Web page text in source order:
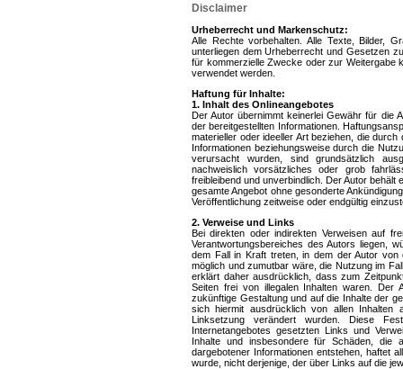
Disclaimer
Urheberrecht und Markenschutz:
Alle Rechte vorbehalten. Alle Texte, Bilder,
unterliegen dem Urheberrecht und Gesetzen
für kommerzielle Zwecke oder zur Weitergabe
verwendet werden.
Haftung für Inhalte:
1. Inhalt des Onlineangebotes
Der Autor übernimmt keinerlei Gewähr für die
der bereitgestellten Informationen.
materieller oder ideeller Art beziehen, die
Informationen beziehungsweise durch die
verursacht wurden, sind grundsätzlich
nachweislich vorsätzliches oder grob
freibleibend und unverbindlich. Der Autor
gesamte Angebot ohne gesonderte
Veröffentlichung zeitweise oder endgültig
2. Verweise und Links
Bei direkten oder indirekten Verweisen auf
Verantwortungsbereiches des Autors liegen,
dem Fall in Kraft treten, in dem der Autor
möglich und zumutbar wäre, die Nutzung im
erklärt daher ausdrücklich, dass zum
Seiten frei von illegalen Inhalten waren. Der
zukünftige Gestaltung und auf die Inhalte der
sich hiermit ausdrücklich von allen Inhalten
Linksetzung verändert wurden. Diese
Internetangebotes gesetzten Links und
Inhalte und insbesondere für Schäden, die
dargebotener Informationen entstehen, haftet
wurde, nicht derjenige, der über Links auf die